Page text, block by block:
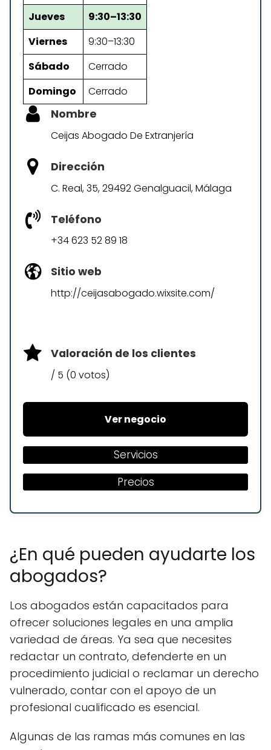
Jueves
9:30–13:30
Viernes
9:30–13:30
Sábado
Cerrado
Domingo
Cerrado
Nombre
Ceijas Abogado De Extranjería
Dirección
C. Real, 35, 29492 Genalguacil, Málaga
Teléfono
+34 623 52 89 18
Sitio web
http://ceijasabogado.wixsite.com/
Valoración de los clientes
/ 5 (0 votos)
Ver negocio
Servicios
Precios
¿En qué pueden ayudarte los
abogados?
Los abogados están capacitados para
ofrecer soluciones legales en una amplia
variedad de áreas. Ya sea que necesites
redactar un contrato, defenderte en un
procedimiento judicial o reclamar un derecho
vulnerado, contar con el apoyo de un
profesional cualificado es esencial.
Algunas de las ramas más comunes en las